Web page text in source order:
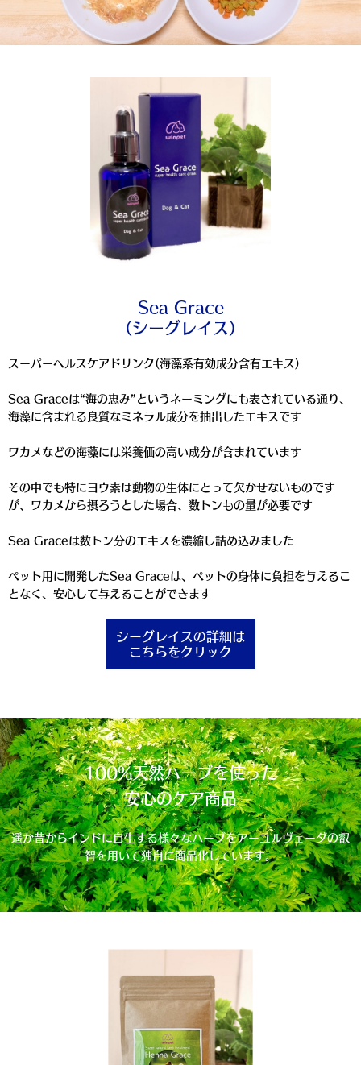
Sea Grace
（シーグレイス）
スーパーヘルスケアドリンク(海藻系有効成分含有エキス)
Sea Graceは“海の恵み”というネーミングにも表されている通り、
海藻に含まれる良質なミネラル成分を抽出したエキスです
ワカメなどの海藻には栄養価の高い成分が含まれています
その中でも特にヨウ素は動物の生体にとって欠かせないものです
が、ワカメから摂ろうとした場合、数トンもの量が必要です
Sea Graceは数トン分のエキスを濃縮し詰め込みました
ペット用に開発したSea Graceは、ペットの身体に負担を与えるこ
となく、安心して与えることができます
シーグレイスの詳細は
こちらをクリック
100%天然ハーブを使った
安心のケア商品
遥か昔からインドに自生する様々なハーブをアーユルヴェーダの叡
智を用いて独自に商品化しています。